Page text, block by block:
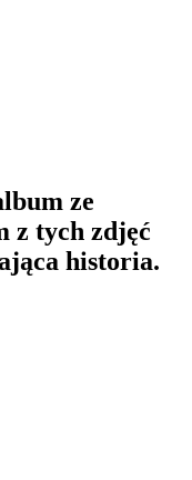
ze
z tych zdjęć
historia.